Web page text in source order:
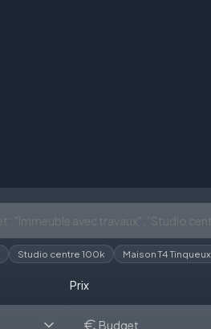
Studio centre 100k Maison T4 Tinqueux
Prix
Budget